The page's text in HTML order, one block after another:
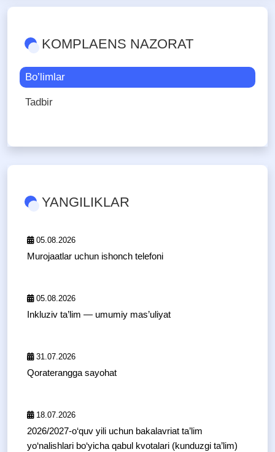
KOMPLAENS NAZORAT
Bo’limlar
Tadbir
YANGILIKLAR
05.08.2026
Murojaatlar uchun ishonch telefoni
05.08.2026
Inkluziv ta’lim — umumiy mas’uliyat
31.07.2026
Qoraterangga sayohat
18.07.2026
2026/2027-o‘quv yili uchun bakalavriat ta’lim
yo‘nalishlari bo‘yicha qabul kvotalari (kunduzgi ta’lim)